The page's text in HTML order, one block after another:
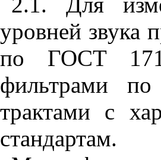
уровней звука
по
ГОСТ
фильтрами по
трактами с
стандартам.